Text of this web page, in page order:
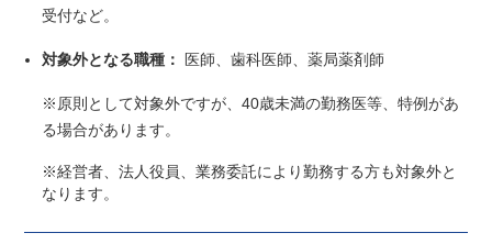
受付など。
対象外となる職種： 医師、歯科医師、薬局薬剤師
※原則として対象外ですが、40歳未満の勤務医等、特例があ
る場合があります。
※経営者、法人役員、業務委託により勤務する方も対象外と
なります。